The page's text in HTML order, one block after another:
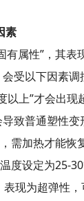
素
有属性”，其表
受以下因素调
以上”才会出
致普通塑性
需加热才能恢
度设定为25-
现为超弹性